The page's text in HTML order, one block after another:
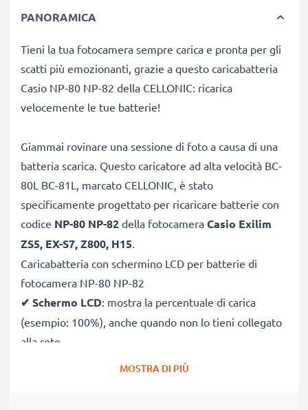
PANORAMICA
Tieni la tua fotocamera sempre carica e pronta per gli
scatti più emozionanti, grazie a questo caricabatteria
Casio NP-80 NP-82 della CELLONIC: ricarica
velocemente le tue batterie!
Giammai rovinare una sessione di foto a causa di una
batteria scarica. Questo caricatore ad alta velocità BC-
80L BC-81L, marcato CELLONIC, è stato
specificamente progettato per ricaricare batterie con
codice NP-80 NP-82 della fotocamera Casio Exilim
ZS5, EX-S7, Z800, H15.
Caricabatteria con schermino LCD per batterie di
fotocamera NP-80 NP-82
✔ Schermo LCD: mostra la percentuale di carica
(esempio: 100%), anche quando non lo tieni collegato
alla rete
: 100V–250V input
MOSTRA DI PIÙ